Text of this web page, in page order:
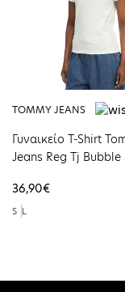
TOMMY JEANS
Γυναικείο T-Shirt
Jeans Reg Tj Bubble
36,90€
S L